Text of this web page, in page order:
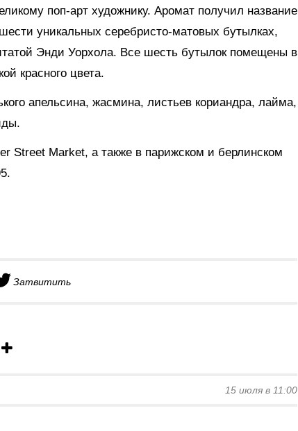
поп-арт художнику. Аромат получил название
уникальных серебристо-матовых бутылках,
Энди Уорхола. Все шесть бутылок помещены в
красного цвета.
апельсина, жасмина, листьев кориандра, лайма,
Street Market, а также в парижском и берлинском
Затвитить
15 июля в 11:00